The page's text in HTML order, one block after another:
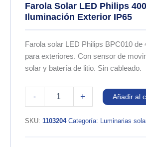
Farola Solar LED Philips
Iluminación Exterior IP65
Farola solar LED Philips BPC010 de
para exteriores. Con sensor de
solar y batería de litio. Sin cableado.
-
Philips
+ Añadir al
SKU: 1103204 Categoría: Luminarias